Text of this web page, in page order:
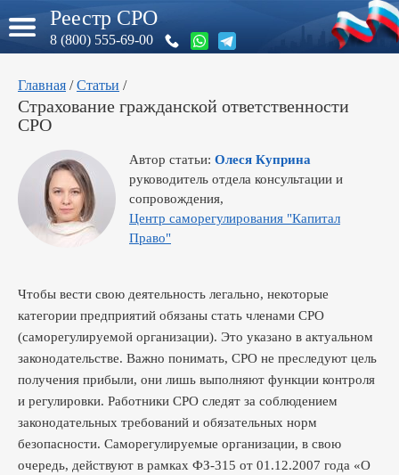
Реестр СРО
8 (800) 555-69-00
Главная /Статьи /
Страхование гражданской ответственности
СРО
Автор статьи: Олеся Куприна
руководитель отдела консультации и
сопровождения,
Центр саморегулирования "Капитал
Право"
Чтобы вести свою деятельность легально, некоторые
категории предприятий обязаны стать членами СРО
(саморегулируемой организации). Это указано в актуальном
законодательстве. Важно понимать, СРО не преследуют цель
получения прибыли, они лишь выполняют функции контроля
и регулировки. Работники СРО следят за соблюдением
законодательных требований и обязательных норм
безопасности. Саморегулируемые организации, в свою
очередь, действуют в рамках ФЗ-315 от 01.12.2007 года «О